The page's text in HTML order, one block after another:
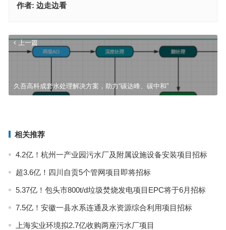
作者: 边走边看
上一篇
久吾高科成套水处理解决方案，助力“碳达峰、碳中和”
预算9.43亿，北京2个污水厂提标扩建工程PPP项目资格预审
相关推荐
4.2亿！杭州一产业园污水厂及附属设施设备安装项目招标
超3.6亿！四川自贡5个管网项目即将招标
5.37亿！包头市800t/d垃圾焚烧发电项目EPC将于6月招标
7.5亿！安徽一县水系连通及水资源综合利用项目招标
上海实业环境拟2.7亿收购两座污水厂项目